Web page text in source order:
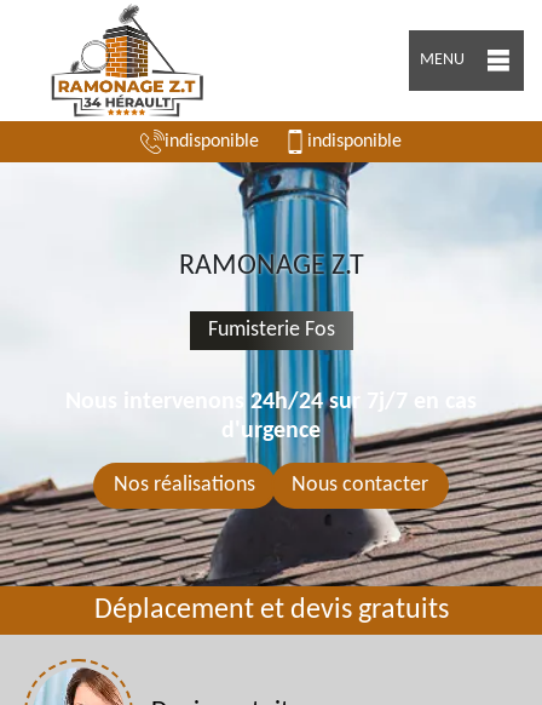
MENU
indisponible indisponible
RAMONAGE Z.T
Fumisterie Fos
Nous intervenons 24h/24 sur 7j/7 en cas
d'urgence
Nos réalisations Nous contacter
Déplacement et devis gratuits